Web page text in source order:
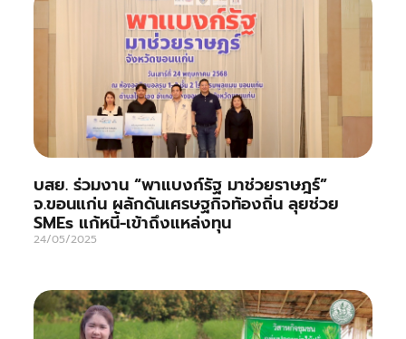
บสย. ร่วมงาน “พาแบงก์รัฐ มาช่วยราษฎร์”
จ.ขอนแก่น ผลักดันเศรษฐกิจท้องถิ่น ลุยช่วย
SMEs แก้หนี้-เข้าถึงแหล่งทุน
24/05/2025